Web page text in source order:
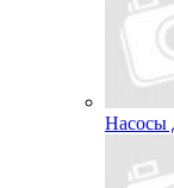
Насосы